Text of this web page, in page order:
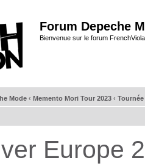
Forum Depeche
Bienvenue sur le forum
Mode ‹ Memento Mori Tour 2023 ‹
Europe